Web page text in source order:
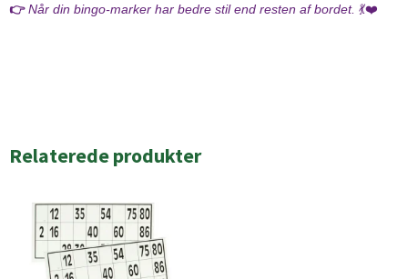
👉Når din bingo-marker har bedre stil end resten af bordet. 💃❤️
Relaterede produkter